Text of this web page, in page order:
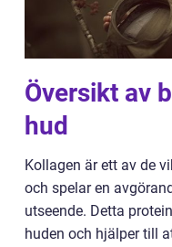
Översikt av
hud
Kollagen är ett av de
och spelar en
utseende. Detta
huden och hjälper till